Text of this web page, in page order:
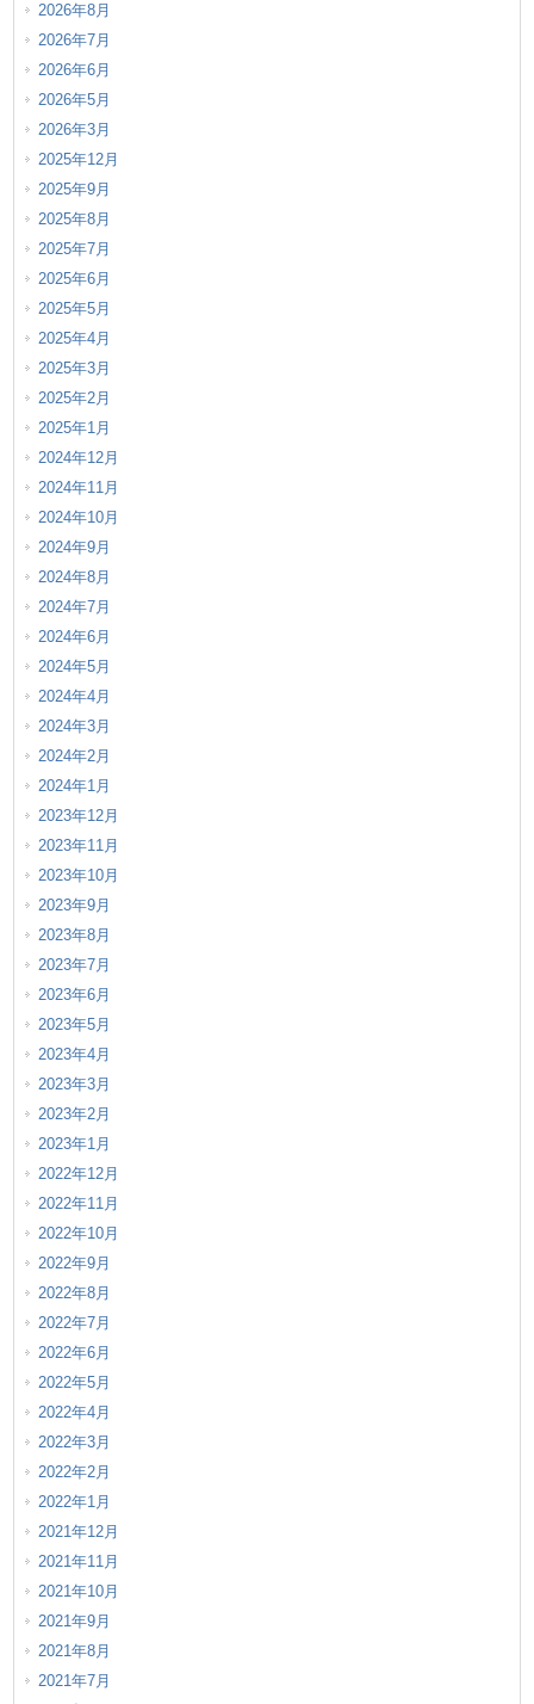
2026年8月
2026年7月
2026年6月
2026年5月
2026年3月
2025年12月
2025年9月
2025年8月
2025年7月
2025年6月
2025年5月
2025年4月
2025年3月
2025年2月
2025年1月
2024年12月
2024年11月
2024年10月
2024年9月
2024年8月
2024年7月
2024年6月
2024年5月
2024年4月
2024年3月
2024年2月
2024年1月
2023年12月
2023年11月
2023年10月
2023年9月
2023年8月
2023年7月
2023年6月
2023年5月
2023年4月
2023年3月
2023年2月
2023年1月
2022年12月
2022年11月
2022年10月
2022年9月
2022年8月
2022年7月
2022年6月
2022年5月
2022年4月
2022年3月
2022年2月
2022年1月
2021年12月
2021年11月
2021年10月
2021年9月
2021年8月
2021年7月